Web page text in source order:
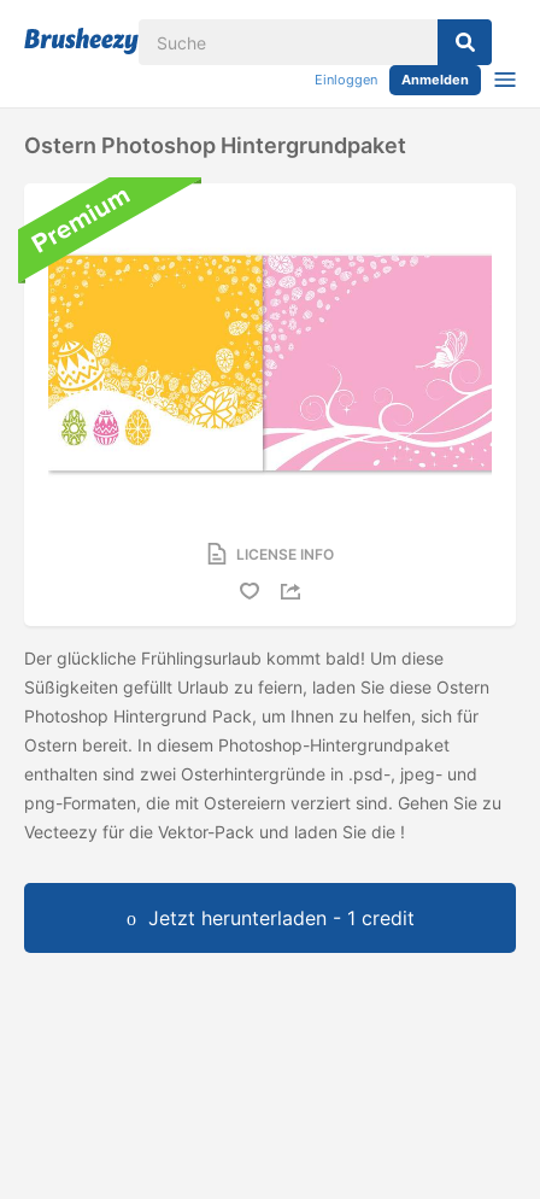
Einloggen Anmelden
Ostern Photoshop Hintergrundpaket
LICENSE INFO
Der glückliche Frühlingsurlaub kommt bald! Um diese
Süßigkeiten gefüllt Urlaub zu feiern, laden Sie diese Ostern
Photoshop Hintergrund Pack, um Ihnen zu helfen, sich für
Ostern bereit. In diesem Photoshop-Hintergrundpaket
enthalten sind zwei Osterhintergründe in .psd-, jpeg- und
png-Formaten, die mit Ostereiern verziert sind. Gehen Sie zu
Vecteezy für die Vektor-Pack und laden Sie die !
Jetzt herunterladen - 1 credit